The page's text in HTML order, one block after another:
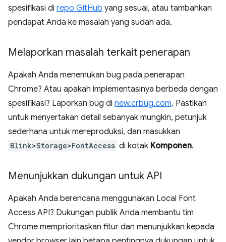
spesifikasi di repo GitHub yang sesuai, atau tambahkan
pendapat Anda ke masalah yang sudah ada.
Melaporkan masalah terkait penerapan
Apakah Anda menemukan bug pada penerapan
Chrome? Atau apakah implementasinya berbeda dengan
spesifikasi? Laporkan bug di new.crbug.com. Pastikan
untuk menyertakan detail sebanyak mungkin, petunjuk
sederhana untuk mereproduksi, dan masukkan
Blink>Storage>FontAccess di kotak Komponen.
Menunjukkan dukungan untuk API
Apakah Anda berencana menggunakan Local Font
Access API? Dukungan publik Anda membantu tim
Chrome memprioritaskan fitur dan menunjukkan kepada